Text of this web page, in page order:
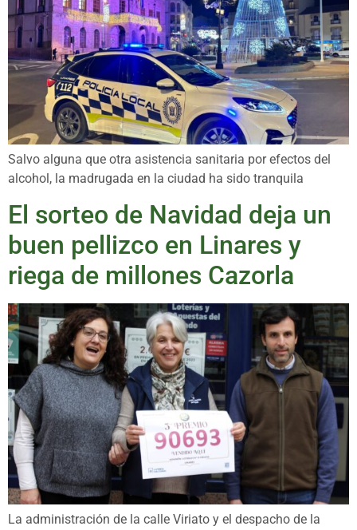
Salvo alguna que otra asistencia sanitaria por efectos del
alcohol, la madrugada en la ciudad ha sido tranquila
El sorteo de Navidad deja un
buen pellizco en Linares y
riega de millones Cazorla
La administración de la calle Viriato y el despacho de la